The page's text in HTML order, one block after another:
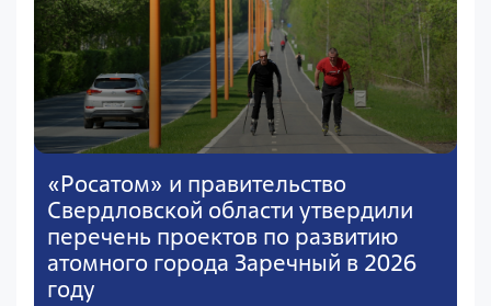
«Росатом» и правительство
Свердловской области утвердили
перечень проектов по развитию
атомного города Заречный в 2026
году